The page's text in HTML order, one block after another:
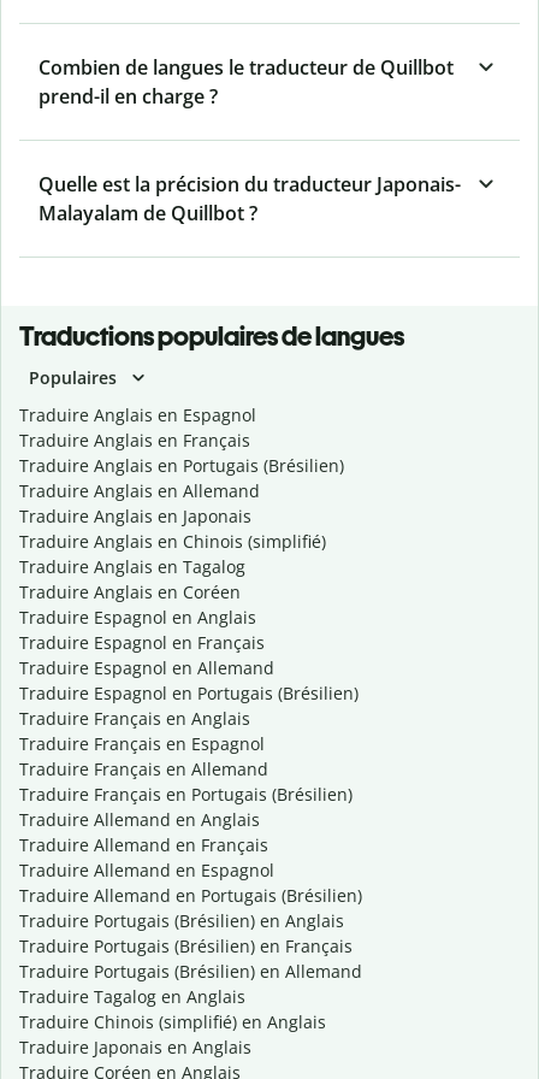
Combien de langues le traducteur de Quillbot
prend-il en charge ?
Quelle est la précision du traducteur Japonais-
Malayalam de Quillbot ?
Traductions populaires de langues
Populaires
Traduire Anglais en Espagnol
Traduire Anglais en Français
Traduire Anglais en Portugais (Brésilien)
Traduire Anglais en Allemand
Traduire Anglais en Japonais
Traduire Anglais en Chinois (simplifié)
Traduire Anglais en Tagalog
Traduire Anglais en Coréen
Traduire Espagnol en Anglais
Traduire Espagnol en Français
Traduire Espagnol en Allemand
Traduire Espagnol en Portugais (Brésilien)
Traduire Français en Anglais
Traduire Français en Espagnol
Traduire Français en Allemand
Traduire Français en Portugais (Brésilien)
Traduire Allemand en Anglais
Traduire Allemand en Français
Traduire Allemand en Espagnol
Traduire Allemand en Portugais (Brésilien)
Traduire Portugais (Brésilien) en Anglais
Traduire Portugais (Brésilien) en Français
Traduire Portugais (Brésilien) en Allemand
Traduire Tagalog en Anglais
Traduire Chinois (simplifié) en Anglais
Traduire Japonais en Anglais
Traduire Coréen en Anglais